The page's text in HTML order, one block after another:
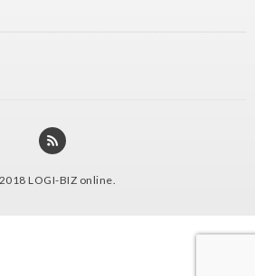
LOGI-BIZ online